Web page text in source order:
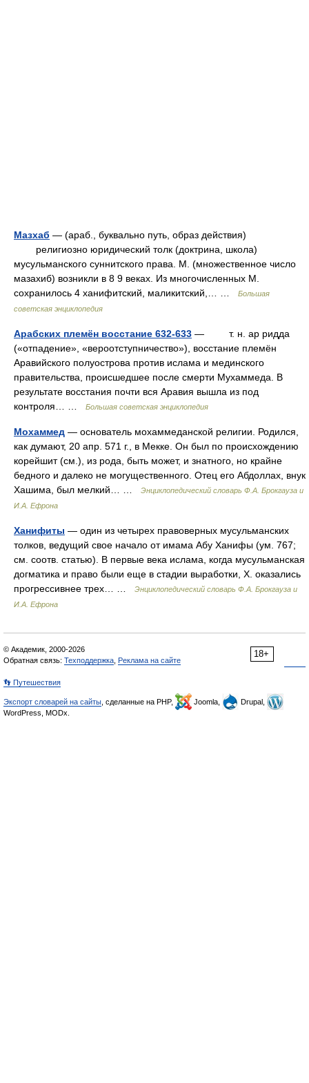
Мазхаб — (араб., буквально путь, образ действия)
религиозно юридический толк (доктрина, школа)
мусульманского суннитского права. М. (множественное число
мазахиб) возникли в 8 9 веках. Из многочисленных М.
сохранилось 4 ханифитский, маликитский,… …
Большая
советская энциклопедия
Арабских племён восстание 632-633 — т. н. ар ридда
(«отпадение», «вероотступничество»), восстание племён
Аравийского полуострова против ислама и мединского
правительства, происшедшее после смерти Мухаммеда. В
результате восстания почти вся Аравия вышла из под
контроля… …
Большая советская энциклопедия
Мохаммед — основатель мохаммеданской религии. Родился,
как думают, 20 апр. 571 г., в Мекке. Он был по происхождению
корейшит (см.), из рода, быть может, и знатного, но крайне
бедного и далеко не могущественного. Отец его Абдоллах, внук
Хашима, был мелкий… …
Энциклопедический словарь Ф.А. Брокгауза и
И.А. Ефрона
Ханифиты — один из четырех правоверных мусульманских
толков, ведущий свое начало от имама Абу Ханифы (ум. 767;
см. соотв. статью). В первые века ислама, когда мусульманская
догматика и право были еще в стадии выработки, X. оказались
прогрессивнее трех… …
Энциклопедический словарь Ф.А. Брокгауза и
И.А. Ефрона
18+
© Академик, 2000-2026
Обратная связь: Техподдержка Реклама на сайте
👣 Путешествия
Экспорт словарей на сайты , сделанные на PHP, Joomla,
Drupal,
WordPress, MODx.